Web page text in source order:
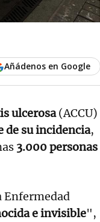
Añádenos en Google
ulcerosa(ACCU)
de su incidencia,
3.000 personas
Enfermedad
e invisible",